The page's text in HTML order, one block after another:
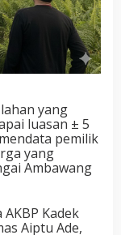
yang
luasan ± 5
pemilik
yang
Ambawang
Kadek
Aiptu Ade,